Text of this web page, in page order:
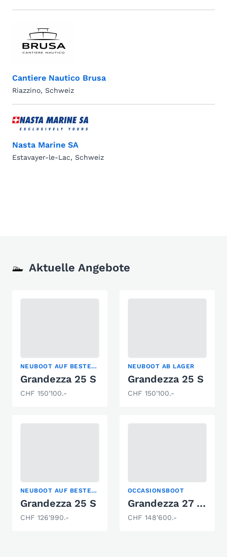
Cantiere Nautico Brusa
Riazzino, Schweiz
Nasta Marine SA
Estavayer-le-Lac, Schweiz
Aktuelle Angebote
NEUBOOT AUF BESTELLUNG
Grandezza 25 S
CHF 150'100.-
NEUBOOT AB LAGER
Grandezza 25 S
CHF 150'100.-
NEUBOOT AUF BESTELLUNG
Grandezza 25 S
CHF 126'990.-
OCCASIONSBOOT
Grandezza 27 OC
CHF 148'600.-